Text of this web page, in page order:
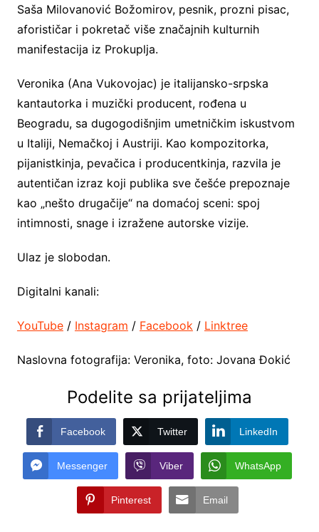
Saša Milovanović Božomirov, pesnik, prozni pisac,
aforističar i pokretač više značajnih kulturnih
manifestacija iz Prokuplja.
Veronika (Ana Vukovojac) je italijansko-srpska
kantautorka i muzički producent, rođena u
Beogradu, sa dugogodišnjim umetničkim iskustvom
u Italiji, Nemačkoj i Austriji. Kao kompozitorka,
pijanistkinja, pevačica i producentkinja, razvila je
autentičan izraz koji publika sve češće prepoznaje
kao „nešto drugačije“ na domaćoj sceni: spoj
intimnosti, snage i izražene autorske vizije.
Ulaz je slobodan.
Digitalni kanali:
YouTube/ Instagram / Facebook/ Linktree
Naslovna fotografija: Veronika, foto: Jovana Đokić
Podelite sa prijateljima
Facebook Twitter LinkedIn
Messenger Viber WhatsApp
Pinterest Email